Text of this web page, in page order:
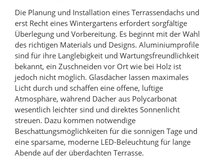
Die Planung und Installation eines Terrassendachs und
erst Recht eines Wintergartens erfordert sorgfältige
Überlegung und Vorbereitung. Es beginnt mit der Wahl
des richtigen Materials und Designs. Aluminiumprofile
sind für ihre Langlebigkeit und Wartungsfreundlichkeit
bekannt, ein Zuschneiden vor Ort wie bei Holz ist
jedoch nicht möglich. Glasdächer lassen maximales
Licht durch und schaffen eine offene, luftige
Atmosphäre, während Dächer aus Polycarbonat
wesentlich leichter sind und direktes Sonnenlicht
streuen. Dazu kommen notwendige
Beschattungsmöglichkeiten für die sonnigen Tage und
eine sparsame, moderne LED-Beleuchtung für lange
Abende auf der überdachten Terrasse.